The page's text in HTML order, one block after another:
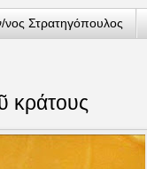
Στρατηγόπουλος
κράτους